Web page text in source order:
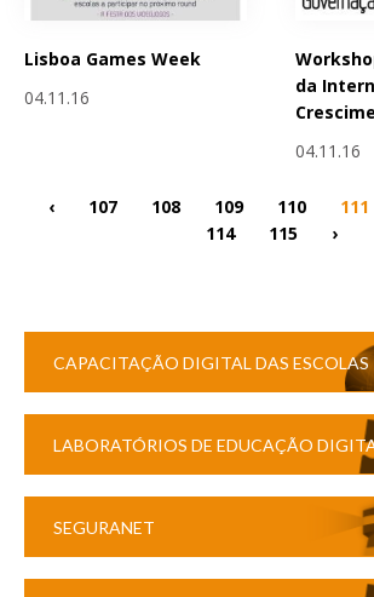
Lisboa Games Week
04.11.16
da
04.11.16
‹ 107 108 109 110 111
114
115 ›
CAPACITAÇÃO DIGITAL DAS ESCOLAS
LABORATÓRIOS DE EDUCAÇÃO
SEGURANET